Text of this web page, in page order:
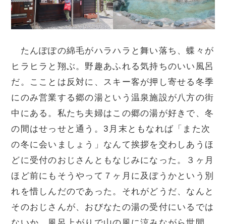
たんぽぽの綿毛がハラハラと舞い落ち、蝶々が
ヒラヒラと翔ぶ。野趣あふれる気持ちのいい風呂
だ。こことは反対に、スキー客が押し寄せる冬季
にのみ営業する郷の湯という温泉施設が八方の街
中にある。私たち夫婦はこの郷の湯が好きで、冬
の間はせっせと通う。3月末ともなれば「また次
の冬に会いましょう」なんて挨拶を交わしあうほ
どに受付のおじさんともなじみになった。３ヶ月
ほど前にもそうやって７ヶ月に及ぼうかという別
れを惜しんだのであった。それがどうだ、なんと
そのおじさんが、おびなたの湯の受付にいるでは